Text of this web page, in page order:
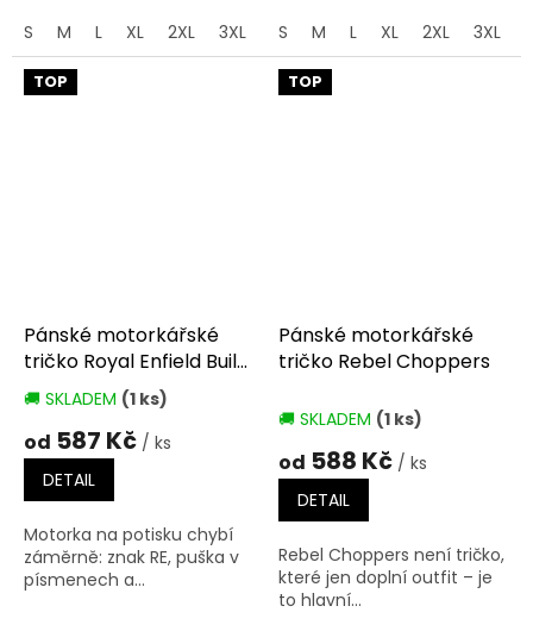
S
M L XL 2XL 3XL 4XL 5XL
S M L XL 2XL 3XL
TOP
Pánské motorkářské
tričko Royal Enfield Built
Like A Gun
Průměrné
produktu
5,0
5
hvězdiček.
🚚 SKLADEM (1 ks)
od 587 Kč / ks
DETAIL
Motorka na potisku chybí
záměrně: znak RE, puška v
písmenech a...
TOP
Pánské motorkářské
tričko Rebel Choppers
🚚 SKLADEM (1 ks)
od 588 Kč / ks
DETAIL
Rebel Choppers není tričko,
které jen doplní outfit – je
to hlavní...